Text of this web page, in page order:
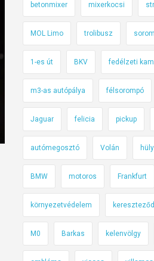
betonmixer mixerkocsi
MOL Limo trolibusz
1-es út BKV fedélzeti
m3-as autópálya félsorompó
Jaguar felicia pickup
autómegosztó Volán
BMW motoros Frankfurt
környezetvédelem
M0 Barkas kelenvölgy